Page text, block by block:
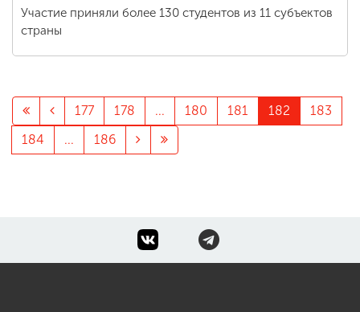
Участие приняли более 130 студентов из 11 субъектов
страны
177 178 ... 180 181 182
183
184
... 186